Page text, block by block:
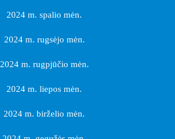
2024 m. spalio mėn.
2024 m. rugsėjo mėn.
2024 m. rugpjūčio mėn.
2024 m. liepos mėn.
2024 m. birželio mėn.